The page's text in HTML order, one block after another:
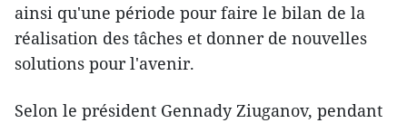
ainsi qu'une période pour faire le bilan de la
réalisation des tâches et donner de nouvelles
solutions pour l'avenir.
Selon le président Gennady Ziuganov, pendant